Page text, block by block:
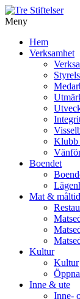
Meny
vidare
Hem
Verksamhet
Klubb
Boendet
Mat &
Kultur
Kultur
Inne & ute
Inne-